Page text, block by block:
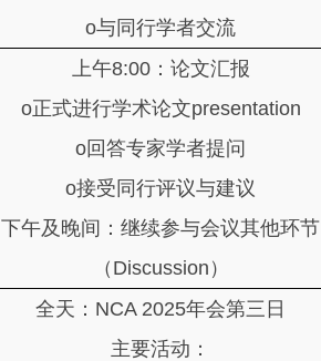
o与同行学者交流
上午8:00：论文汇报
o正式进行学术论文presentation
o回答专家学者提问
o接受同行评议与建议
下午及晚间：继续参与会议其他环节
（Discussion）
全天：NCA 2025年会第三日
主要活动：